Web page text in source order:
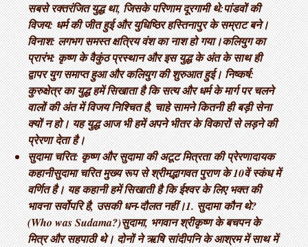
सबसे रक्तरंजित युद्ध था, जिसके परिणाम दूरगामी थे: ​पांडवों की
विजय: धर्म की जीत हुई और युधिष्ठिर हस्तिनापुर के सम्राट बने। ​
विनाश: लगभग समस्त क्षत्रिय वंश का नाश हो गया। ​कलियुग का
प्रारंभ: कृष्ण के वैकुंठ प्रस्थान और इस युद्ध के अंत के साथ ही
द्वापर युग समाप्त हुआ और कलियुग की शुरुआत हुई। निष्कर्ष:
कुरुक्षेत्र का युद्ध हमें सिखाता है कि सत्य और धर्म के मार्ग पर चलने
वालों की अंत में विजय निश्चित है, चाहे सामने कितनी ही बड़ी सेना
क्यों न हो। यह युद्ध आज भी हमें अपने भीतर के विकारों से लड़ने की
प्रेरणा देता है।
सुदामा चरित: कृष्ण और सुदामा की अटूट मित्रता की प्रेरणादायक
कहानी ​सुदामा चरित मुख्य रूप से श्रीमद्भागवत पुराण के 10वें स्कंध में
वर्णित है। यह कहानी हमें सिखाती है कि ईश्वर के लिए भक्त की
भावना सर्वोपरि है, उसकी धन-दौलत नहीं। ​1. सुदामा कौन थे?
(Who was Sudama?) ​सुदामा, भगवान श्रीकृष्ण के बचपन के
मित्र और सहपाठी थे। दोनों ने ऋषि सांदीपनि के आश्रम में साथ में